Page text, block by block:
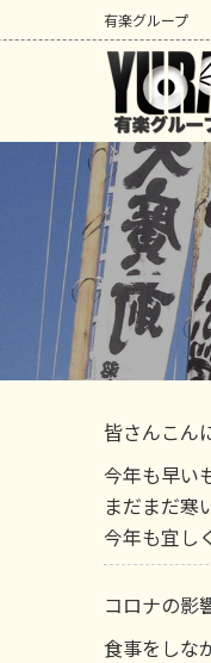
有楽グループ
皆さんこん
今年も早い
まだまだ寒
今年も宜し
コロナの影
食事をしな